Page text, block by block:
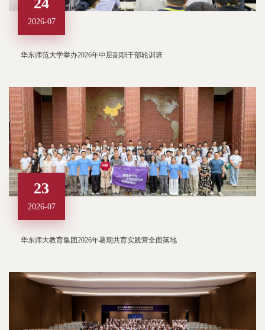
2026-07
华东师范大学举办2026年中层副职干部轮训班
23
2026-07
华东师大教育集团2026年暑期共育实践营全面落地